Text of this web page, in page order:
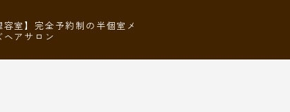
容室】完全予約制の半個室メ
ヘアサロン